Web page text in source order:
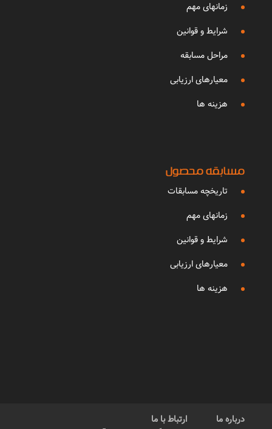
زمانهای مهم
شرایط و قوانین
مراحل مسابقه
معیارهای ارزیابی
هزینه ها
مسابقه محصول
تاریخچه مسابقات
زمانهای مهم
شرایط و قوانین
معیارهای ارزیابی
هزینه ها
درباره ما
ارتباط با ما